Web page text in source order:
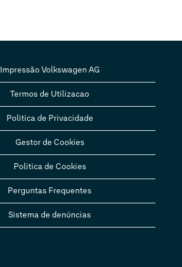
Impressão Volkswagen AG
Termos de Utilizacao
Politica de Privacidade
Gestor de Cookies
Politica de Cookies
Perguntas Frequentes
Sistema de denúncias